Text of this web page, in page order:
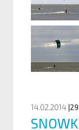
14.02.2014